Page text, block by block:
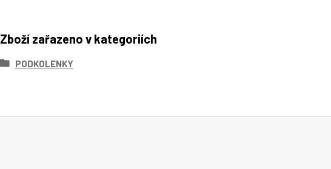
Zboží zařazeno v kategoriích
PODKOLENKY